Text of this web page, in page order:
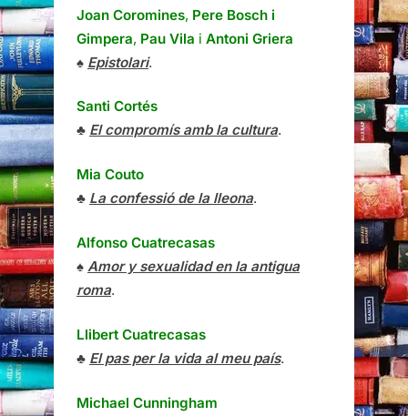
Joan Coromines, Pere Bosch i
Gimpera, Pau Vila i Antoni Griera
♠ Epistolari.
Santi Cortés
♣ El compromís amb la cultura.
Mia Couto
♣ La confessió de la lleona.
Alfonso Cuatrecasas
♠ Amor y sexualidad en la antigua
roma.
Llibert Cuatrecasas
♣ El pas per la vida al meu país.
Michael Cunningham